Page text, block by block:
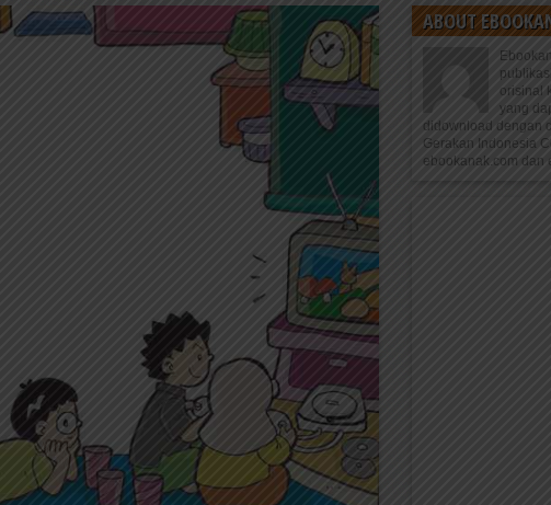
ABOUT
orisinal
yang
didownload dengan
Gerakan Indonesia
ebookanak.com dan